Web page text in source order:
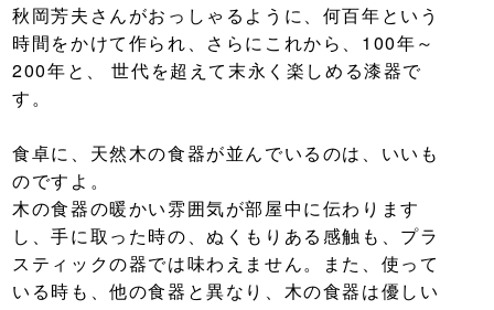
秋岡芳夫さんがおっしゃるように、何百年という
時間をかけて作られ、さらにこれから、100年～
200年と、 世代を超えて末永く楽しめる漆器で
す。
食卓に、天然木の食器が並んでいるのは、いいも
のですよ。
木の食器の暖かい雰囲気が部屋中に伝わります
し、手に取った時の、ぬくもりある感触も、プラ
スティックの器では味わえません。また、使って
いる時も、他の食器と異なり、木の食器は優しい